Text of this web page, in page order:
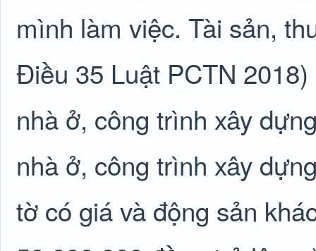
mình làm việc. Tài sản,
Điều 35 Luật PCTN
nhà ở, công trình xây
nhà ở, công trình xây
tờ có giá và động sản